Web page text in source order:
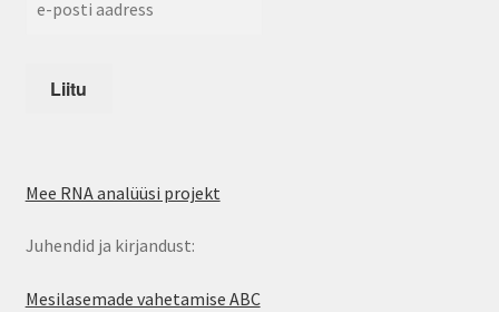
Mee RNA analüüsi projekt
Juhendid ja kirjandust:
Mesilasemade vahetamise ABC